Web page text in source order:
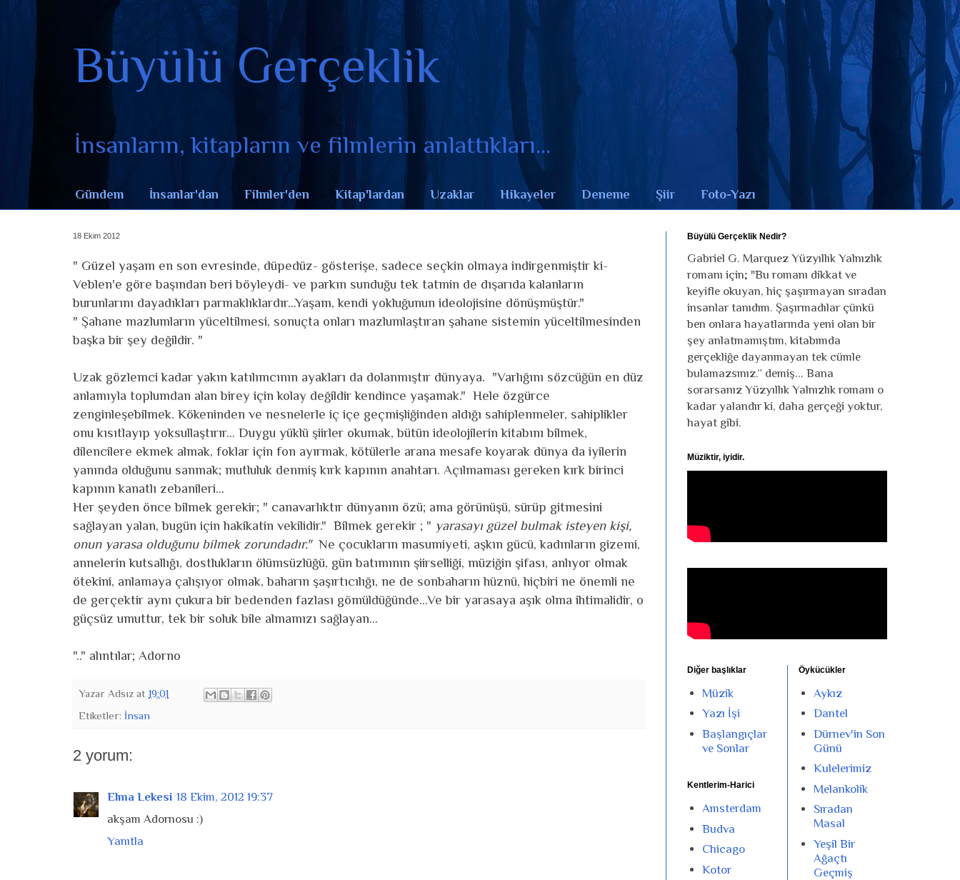
Büyülü Gerçeklik
İnsanların, kitapların ve filmlerin anlattıkları...
Gündem İnsanlar'dan Filmler'den Kitap'lardan Uzaklar Hikayeler Deneme Şiir Foto-Yazı
18 Ekim 2012
" Güzel yaşam en son evresinde, düpedüz- gösterişe, sadece seçkin olmaya indirgenmiştir ki-
Veblen'e göre başından beri böyleydi- ve parkın sunduğu tek tatmin de dışarıda kalanların
burunlarını dayadıkları parmaklıklardır...Yaşam, kendi yokluğunun ideolojisine dönüşmüştür."
" Şahane mazlumların yüceltilmesi, sonuçta onları mazlumlaştıran şahane sistemin yüceltilmesinden
başka bir şey değildir. "
Uzak gözlemci kadar yakın katılımcının ayakları da dolanmıştır dünyaya. "Varlığını sözcüğün en düz
anlamıyla toplumdan alan birey için kolay değildir kendince yaşamak." Hele özgürce
zenginleşebilmek. Kökeninden ve nesnelerle iç içe geçmişliğinden aldığı sahiplenmeler, sahiplikler
onu kısıtlayıp yoksullaştırır... Duygu yüklü şiirler okumak, bütün ideolojilerin kitabını bilmek,
dilencilere ekmek almak, foklar için fon ayırmak, kötülerle arana mesafe koyarak dünya da iyilerin
yanında olduğunu sanmak; mutluluk denmiş kırk kapının anahtarı. Açılmaması gereken kırk birinci
kapının kanatlı zebanileri...
Her şeyden önce bilmek gerekir; " canavarlıktır dünyanın özü; ama görünüşü, sürüp gitmesini
sağlayan yalan, bugün için hakikatin vekilidir." Bilmek gerekir ; " yarasayı güzel bulmak isteyen kişi,
onun yarasa olduğunu bilmek zorundadır." Ne çocukların masumiyeti, aşkın gücü, kadınların gizemi,
annelerin kutsallığı, dostlukların ölümsüzlüğü, gün batımının şiirselliği, müziğin şifası, anlıyor olmak
ötekini, anlamaya çalışıyor olmak, baharın şaşırtıcılığı, ne de sonbaharın hüznü, hiçbiri ne önemli ne
de gerçektir aynı çukura bir bedenden fazlası gömüldüğünde...Ve bir yarasaya aşık olma ihtimalidir, o
güçsüz umuttur, tek bir soluk bile almamızı sağlayan...
".." alıntılar; Adorno
Yazar Adsız at 19:01
Etiketler: İnsan
2 yorum:
Elma Lekesi 18 Ekim, 2012 19:37
akşam Adornosu :)
Yanıtla
Büyülü Gerçeklik Nedir?
Gabriel G. Marquez Yüzyıllık Yalnızlık
romanı için; "Bu romanı dikkat ve
keyifle okuyan, hiç şaşırmayan sıradan
insanlar tanıdım. Şaşırmadılar çünkü
ben onlara hayatlarında yeni olan bir
şey anlatmamıştım, kitabımda
gerçekliğe dayanmayan tek cümle
bulamazsınız.” demiş... Bana
sorarsanız Yüzyıllık Yalnızlık romanı o
kadar yalandır ki, daha gerçeği yoktur,
hayat gibi.
Müziktir, iyidir.
Diğer başlıklar
Müzik
Yazı İşi
Başlangıçlar
ve Sonlar
Kentlerim-Harici
Amsterdam
Budva
Chicago
Kotor
Öykücükler
Aykız
Dantel
Dürnev'in Son
Günü
Kulelerimiz
Melankolik
Sıradan
Masal
Yeşil Bir
Ağaçtı
Geçmiş